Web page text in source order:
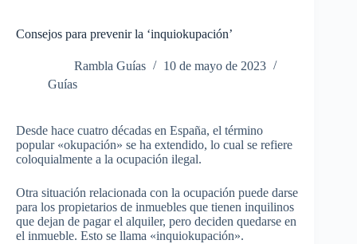
Consejos para prevenir la ‘inquiokupación’
Rambla Guías
10 de mayo de 2023
Guías
Desde hace cuatro décadas en España, el término
popular «okupación» se ha extendido, lo cual se refiere
coloquialmente a la ocupación ilegal.
Otra situación relacionada con la ocupación puede darse
para los propietarios de inmuebles que tienen inquilinos
que dejan de pagar el alquiler, pero deciden quedarse en
el inmueble. Esto se llama «inquiokupación».